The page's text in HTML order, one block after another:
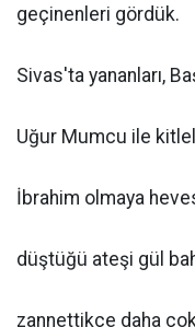
geçinenleri gördük.
Sivas'ta yananları,
Uğur Mumcu ile
İbrahim olmaya
düştüğü ateşi gül
zannettikçe daha